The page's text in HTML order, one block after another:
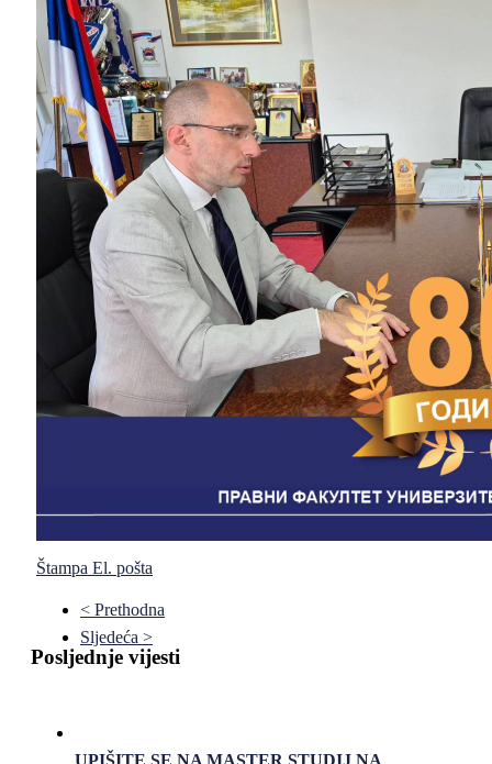
Štampa El. pošta
< Prethodna
Sljedeća >
Posljednje vijesti
UPIŠITE SE NA MASTER STUDIJ NA